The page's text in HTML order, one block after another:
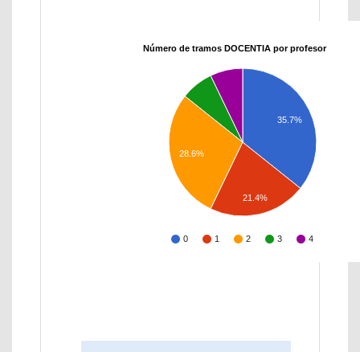
Número de tramos DOCENTIA por profesor
0 1 2 3 4
35.7%
28.6%
21.4%